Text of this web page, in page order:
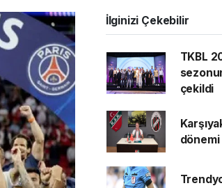
İlginizi Çekebilir
TKBL
çekildi
dönemi